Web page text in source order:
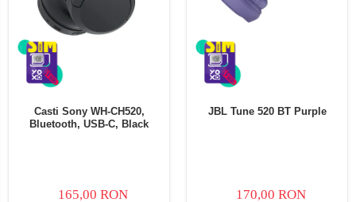
Casti Sony WH-CH520,
Bluetooth, USB-C, Black
165,00 RON
JBL Tune 520 BT Purple
170,00 RON